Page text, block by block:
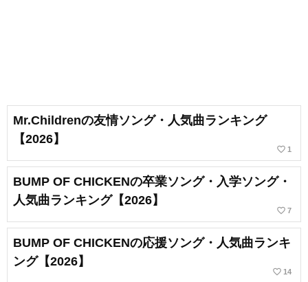
Mr.Childrenの友情ソング・人気曲ランキング
【2026】
favorite_border 1
BUMP OF CHICKENの卒業ソング・入学ソング・
人気曲ランキング【2026】
favorite_border 7
BUMP OF CHICKENの応援ソング・人気曲ランキ
ング【2026】
favorite_border 14